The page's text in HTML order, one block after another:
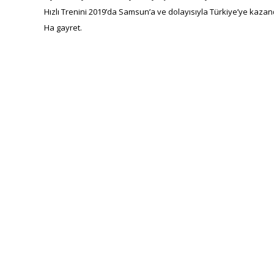
Hızlı Trenini 2019’da Samsun’a ve dolayısıyla Türkiye’ye
Ha gayret.